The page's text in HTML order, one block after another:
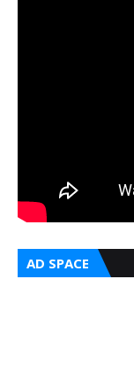
AD SPACE